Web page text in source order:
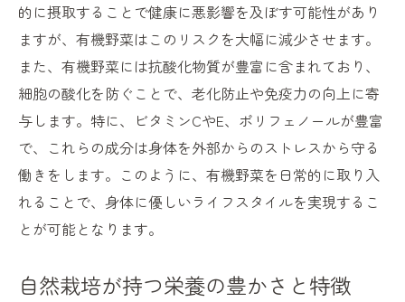
化学薬品を使わない栽培法の利点
有機野菜がもたらす自然の恵み
健康維持における自然の重要性
免疫力を高める有機野菜の役割
自然派食材選びのポイント
有機野菜で守る健康と環境
有機野菜がもたらす健康的なライフスタイルの
変革
健康的な習慣を築く食材選び
的に摂取することで健康に悪影響を及ぼす可能性があり
ますが、有機野菜はこのリスクを大幅に減少させます。
また、有機野菜には抗酸化物質が豊富に含まれており、
細胞の酸化を防ぐことで、老化防止や免疫力の向上に寄
与します。特に、ビタミンCやE、ポリフェノールが豊富
で、これらの成分は身体を外部からのストレスから守る
働きをします。このように、有機野菜を日常的に取り入
れることで、身体に優しいライフスタイルを実現するこ
とが可能となります。
自然栽培が持つ栄養の豊かさと特徴